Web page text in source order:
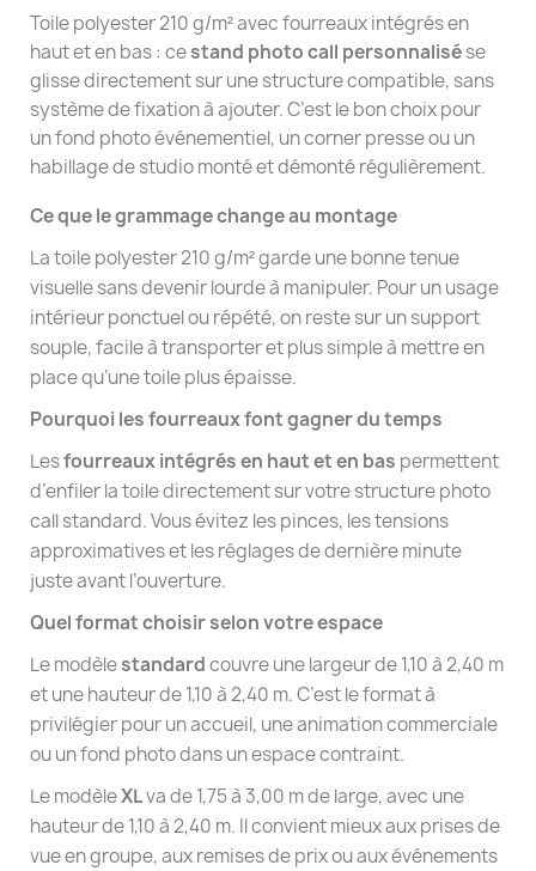
Toile polyester 210 g/m² avec fourreaux intégrés en
haut et en bas : cestand photo call personnalisése
glisse directement sur une structure compatible, sans
système de fixation à ajouter. C’est le bon choix pour
un fond photo événementiel, un corner presse ou un
habillage de studio monté et démonté régulièrement.
Ce que le grammage change au montage
La toile polyester 210 g/m² garde une bonne tenue
visuelle sans devenir lourde à manipuler. Pour un usage
intérieur ponctuel ou répété, on reste sur un support
souple, facile à transporter et plus simple à mettre en
place qu’une toile plus épaisse.
Pourquoi les fourreaux font gagner du temps
Lesfourreaux intégrés en haut et en bas permettent
d’enfiler la toile directement sur votre structure photo
call standard. Vous évitez les pinces, les tensions
approximatives et les réglages de dernière minute
juste avant l’ouverture.
Quel format choisir selon votre espace
Le modèlestandardcouvre une largeur de 1,10 à 2,40 m
et une hauteur de 1,10 à 2,40 m. C’est le format à
privilégier pour un accueil, une animation commerciale
ou un fond photo dans un espace contraint.
Le modèleXLva de 1,75 à 3,00 m de large, avec une
hauteur de 1,10 à 2,40 m. Il convient mieux aux prises de
vue en groupe, aux remises de prix ou aux événements